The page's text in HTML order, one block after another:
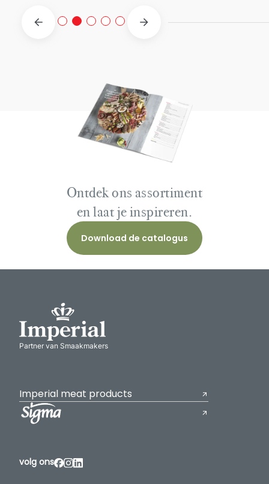
Ontdek ons assortiment
en laat je inspireren.
Download de catalogus
Partner van Smaakmakers
Imperial meat products
volg ons